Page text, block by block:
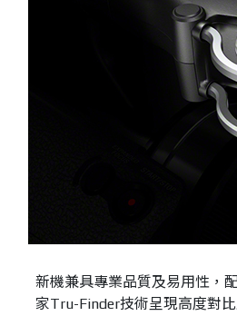
新機兼具專業品質及易用性，
家Tru-Finder技術呈現高度對